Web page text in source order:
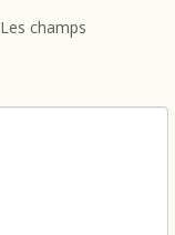
Les champs